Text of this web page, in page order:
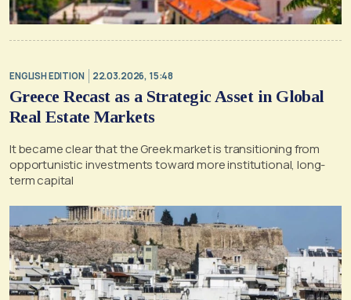
ENGLISH EDITION 22.03.2026, 15:48
Greece Recast as a Strategic Asset in Global
Real Estate Markets
It became clear that the Greek market is transitioning from
opportunistic investments toward more institutional, long-
term capital